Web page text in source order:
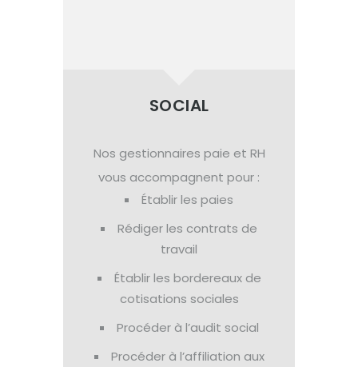
SOCIAL
Nos gestionnaires paie et RH
vous accompagnent pour :
Établir les paies
Rédiger les contrats de
travail
Établir les bordereaux de
cotisations sociales
Procéder à l’audit social
Procéder à l’affiliation aux